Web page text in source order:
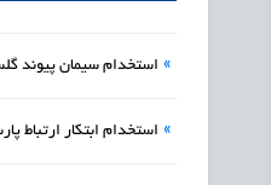
» استخدام سیمان پیوند
» استخدام ابتکار ارتباط